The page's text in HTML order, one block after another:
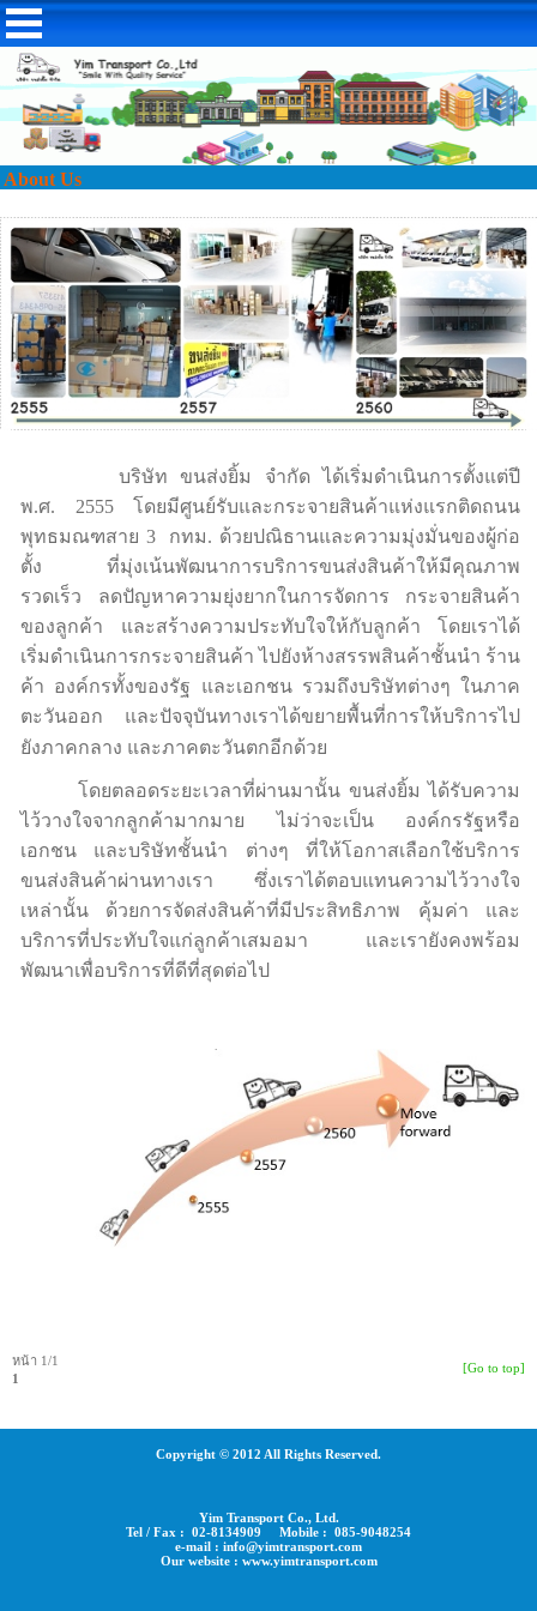
About Us
บริษัท ขนส่งยิ้ม จำกัด ได้เริ่มดำเนินการตั้งแต่ปี
พ.ศ. 2555 โดยมีศูนย์รับและกระจายสินค้าแห่งแรกติดถนน
พุทธมณฑสาย 3
กทม. ด้วยปณิธานและความมุ่งมั่นของผู้ก่อ
ตั้ง ที่มุ่งเน้นพัฒนาการบริการขนส่งสินค้าให้มีคุณภาพ
รวดเร็ว ลดปัญหาความยุ่งยากในการจัดการ กระจายสินค้า
ของลูกค้า และสร้างความประทับใจให้กับลูกค้า โดยเราได้
เริ่มดำเนินการกระจายสินค้า ไปยังห้างสรรพสินค้าชั้นนำ ร้าน
ค้า องค์กรทั้งของรัฐ และเอกชน รวมถึงบริษัทต่างๆ ในภาค
ตะวันออก และปัจจุบันทางเราได้ขยายพื้นที่การให้บริการไป
ยังภาคกลาง และภาคตะวันตกอีกด้วย
โดยตลอดระยะเวลาที่ผ่านมานั้น ขนส่งยิ้ม ได้รับความ
ไว้วางใจจากลูกค้ามากมาย ไม่ว่าจะเป็น องค์กรรัฐหรือ
เอกชน และบริษัทชั้นนำ ต่างๆ ที่ให้โอกาสเลือกใช้บริการ
ขนส่งสินค้าผ่านทางเรา ซึ่งเราได้ตอบแทนความไว้วางใจ
เหล่านั้น ด้วยการจัดส่งสินค้าที่มีประสิทธิภาพ คุ้มค่า และ
บริการที่ประทับใจแก่ลูกค้าเสมอมา และเรายังคงพร้อม
พัฒนาเพื่อบริการที่ดีที่สุดต่อไป
หน้า 1/1
1
[Go to top]
Copyright © 2012 All Rights Reserved.
Yim Transport Co., Ltd.
Tel / Fax : 02-8134909 Mobile : 085-9048254
e-mail : info@yimtransport.com
Our website : www.yimtransport.com